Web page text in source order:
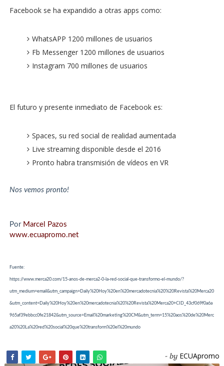
Facebook se ha expandido a otras apps como:
WhatsAPP 1200 millones de usuarios
Fb Messenger 1200 millones de usuarios
Instagram 700 millones de usuarios
El futuro y presente inmediato de Facebook es:
Spaces, su red social de realidad aumentada
Live streaming disponible desde el 2016
Pronto habra transmisión de vídeos en VR
Nos vemos pronto!
Por Marcel Pazos
www.ecuapromo.net
Fuente:
https://www.merca20.com/15-anos-de-merca2-0-la-red-social-que-transformo-el-mundo/?
utm_medium=email&utm_campaign=Daily%20Hoy%20en%20mercadotecnia%20%20Revista%20Merca20
&utm_content=Daily%20Hoy%20en%20mercadotecnia%20%20Revista%20Merca20+CID_43cf069f0a6a
965af39ebbcc0fe21842&utm_source=Email%20marketing%20CM&utm_term=15%20aos%20de%20Merc
a20%20La%20red%20social%20que%20transform%20el%20mundo
- by ECUApromo